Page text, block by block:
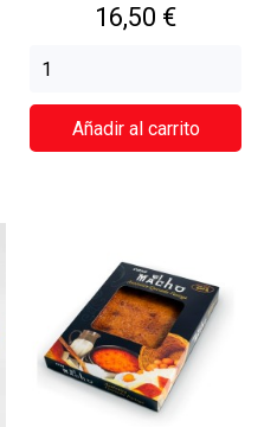
Precio
16,50 €
Añadir al carrito